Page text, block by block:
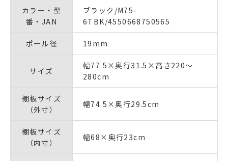
カラー・型
番・JAN
ブラック/M75-
6TBK/4550668750565
ポール径 19mm
サイズ
幅77.5×奥行31.5×高さ220～
280cm
棚板サイズ
（外寸）
幅74.5×奥行29.5cm
棚板サイズ
（内寸）
幅68×奥行23cm